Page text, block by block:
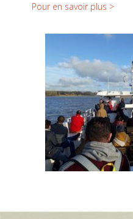
Pour en savoir plus >